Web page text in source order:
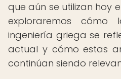
que aún se utilizan hoy
exploraremos
ingeniería griega se
actual y cómo estas
continúan siendo